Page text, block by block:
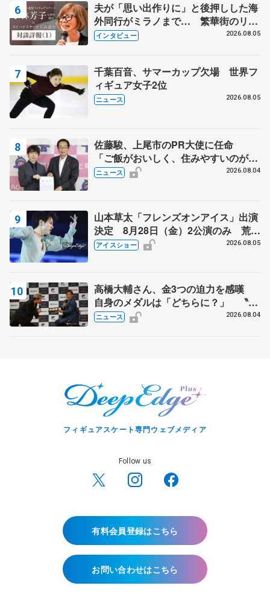
夫が「思い出作りに」と後押しした海
外同行がミラノまで… 繁華街のリン
クでは不良のお兄さんも味方に 小林
インタビュー 2026.08.05
千葉百音、サマーカップ欠場 世界フ
ィギュア女子2位
ニュース 2026.08.05
佐藤駿、上尾市のPR大使に任命
「ご飯がおいしく、住みやすいのが魅
力」
ニュース 2026.08.04
山本草太「フレンズオンアイス」出演
決定 8月28日（金）2公演のみ 荒川
静香さんプロデュース、20周年のアイ
アイスショー 2026.08.05
高橋大輔さん、金3つの迫力を感嘆
自身のメダルは「どちらに？」 〝リ
ス兄弟〟オリンピック3連覇の野村忠
ニュース 2026.08.04
フィギュアスケート専門ウェブメディア
Follow us
有料会員登録はこちら
お問い合わせはこちら